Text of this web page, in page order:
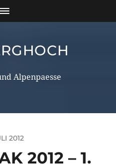
Alpenpaesse
2012
2012 – 1.